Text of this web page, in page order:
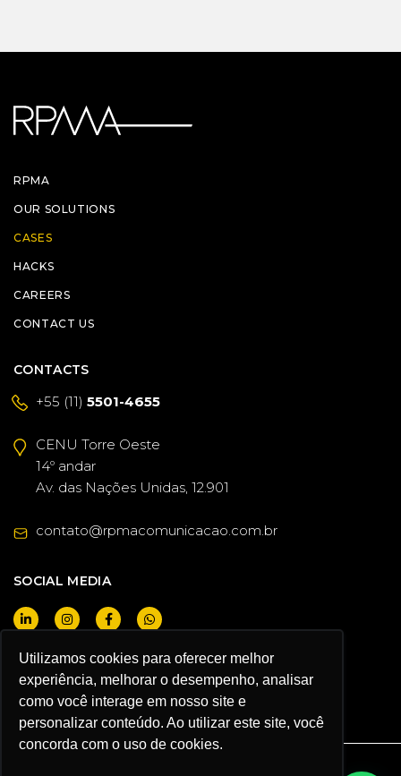
Utilizamos cookies para oferecer melhor
experiência, melhorar o desempenho, analisar
como você interage em nosso site e
personalizar conteúdo. Ao utilizar este site, você
concorda com o uso de cookies.
RPMA
OUR SOLUTIONS
CASES
HACKS
CAREERS
CONTACT US
CONTACTS
+55 (11) 5501-4655
CENU Torre Oeste
14º andar
Av. das Nações Unidas, 12.901
contato@rpmacomunicacao.com.br
SOCIAL MEDIA
I WANT TO BE A CLIENT